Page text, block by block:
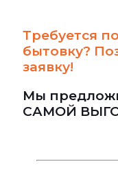
Требуется
бытовку?
заявку!
Мы
САМОЙ